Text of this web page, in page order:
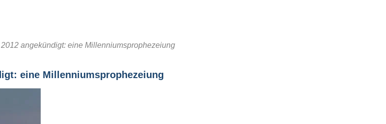
angekündigt: eine Millenniumsprophezeiung
eine Millenniumsprophezeiung